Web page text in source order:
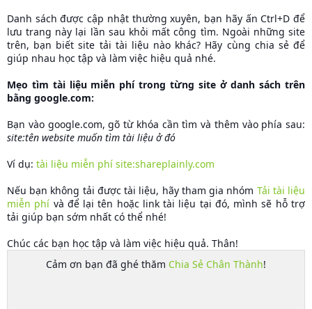
Danh sách được cập nhật thường xuyên, bạn hãy ấn Ctrl+D để
lưu trang này lại lần sau khỏi mất công tìm. Ngoài những site
trên, bạn biết site tải tài liệu nào khác? Hãy cùng chia sẻ để
giúp nhau học tập và làm việc hiệu quả nhé.
Mẹo tìm tài liệu miễn phí trong từng site ở danh sách trên
bằng google.com:
Bạn vào google.com, gõ từ khóa cần tìm và thêm vào phía sau:
site:tên website muốn tìm tài liệu ở đó
Ví dụ: tài liệu miễn phí site:shareplainly.com
Nếu bạn không tải được tài liệu, hãy tham gia nhóm Tải tài liệu
miễn phí và để lại tên hoặc link tài liệu tại đó, mình sẽ hỗ trợ
tải giúp bạn sớm nhất có thể nhé!
Chúc các bạn học tập và làm việc hiệu quả. Thân!
Cảm ơn bạn đã ghé thăm Chia Sẻ Chân Thành!